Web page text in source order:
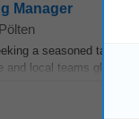
Manager
a seasoned tax
local teams globally.